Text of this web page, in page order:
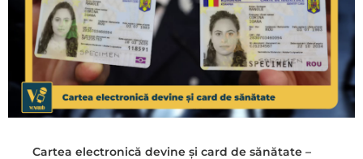
Cartea electronică devine și card de sănătate –